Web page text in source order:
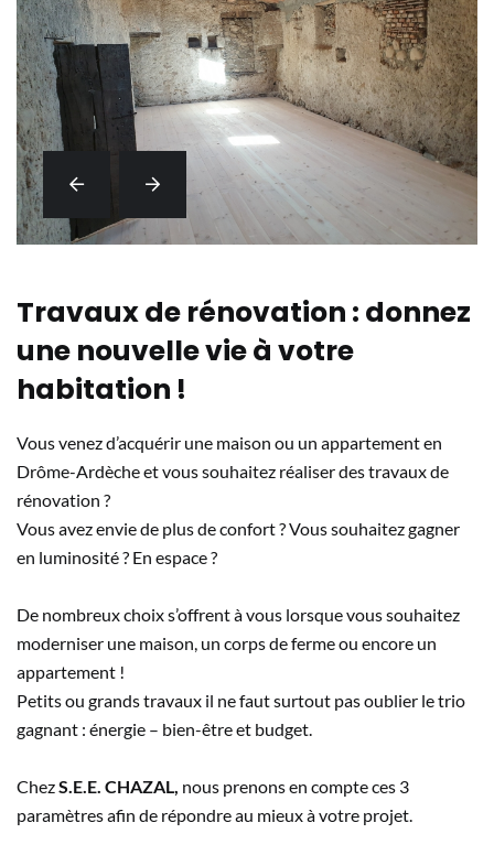
Travaux de rénovation : donnez
une nouvelle vie à votre
habitation !
Vous venez d’acquérir une maison ou un appartement en
Drôme-Ardèche et vous souhaitez réaliser des travaux de
rénovation ?
Vous avez envie de plus de confort ? Vous souhaitez gagner
en luminosité ? En espace ?
De nombreux choix s’offrent à vous lorsque vous souhaitez
moderniser une maison, un corps de ferme ou encore un
appartement !
Petits ou grands travaux il ne faut surtout pas oublier le trio
gagnant : énergie – bien-être et budget.
ChezS.E.E. CHAZAL, nous prenons en compte ces 3
paramètres afin de répondre au mieux à votre projet.